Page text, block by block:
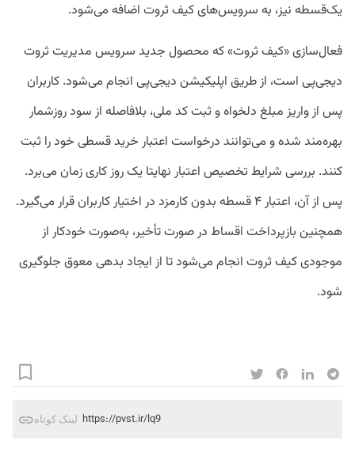
یک‌قسطه نیز، به سرویس‌های کیف ثروت اضافه می‌شود.
فعال‌سازی «کیف ثروت» که محصول جدید سرویس مدیریت ثروت
دیجی‌پی است، از طریق اپلیکیشن دیجی‌پی انجام می‌شود. کاربران
پس از واریز مبلغ دلخواه و ثبت کد ملی، بلافاصله از سود روزشمار
بهره‌مند شده و می‌توانند درخواست اعتبار خرید قسطی خود را ثبت
کنند. بررسی شرایط تخصیص اعتبار نهایتا یک روز کاری زمان می‌برد.
پس از آن، اعتبار ۴ قسطه بدون کارمزد در اختیار کاربران قرار می‌گیرد.
همچنین بازپرداخت اقساط در صورت تأخیر، به‌صورت خودکار از
موجودی کیف ثروت انجام می‌شود تا از ایجاد بدهی معوق جلوگیری
شود.
لینک کوتاه https://pvst.ir/lq9